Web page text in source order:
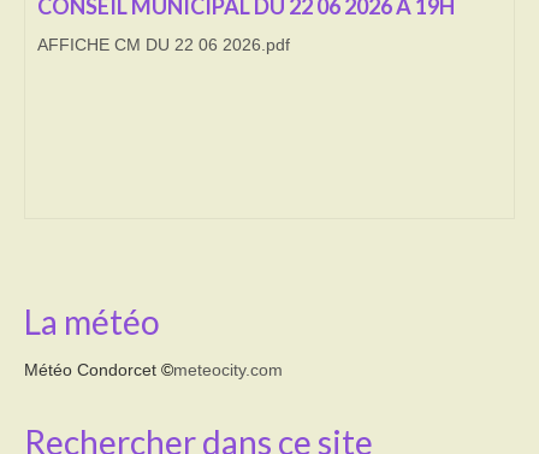
Transport
CONSEIL MUNICIPAL DU 22 06 2026 A 19H
AFFICHE CM DU 22 06 2026.pdf
La météo
Météo Condorcet ©meteocity.com
Rechercher dans ce site